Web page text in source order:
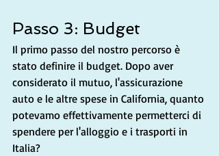
Passo 3: Budget
Il primo passo del nostro percorso è
stato definire il budget. Dopo aver
considerato il mutuo, l'assicurazione
auto e le altre spese in California, quanto
potevamo effettivamente permetterci di
spendere per l'alloggio e i trasporti in
Italia?